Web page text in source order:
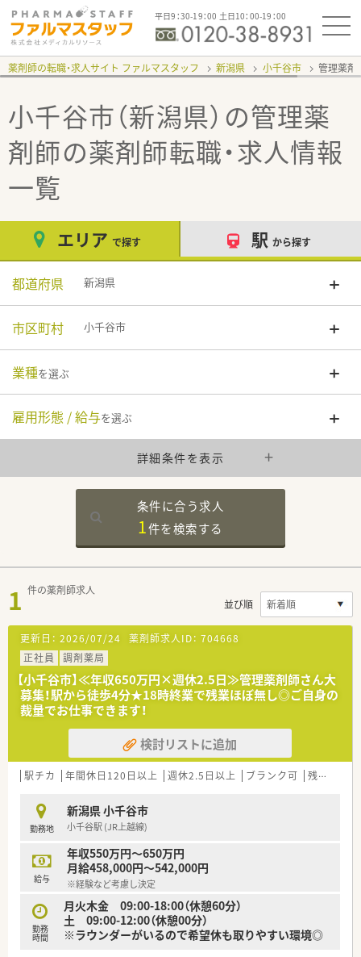
平日9：30-19：00 土日10：00-19：00
薬剤師の転職・求人サイト ファルマスタッフ 新潟県 小千谷市 管理薬
小千谷市（新潟県）の管理薬
剤師の薬剤師転職・求人情報
一覧
エリア で探す 駅 から探す
都道府県 新潟県
市区町村 小千谷市
業種を選ぶ
雇用形態 / 給与を選ぶ
詳細条件を表示
条件に合う求人
1件を検索する
1 件の薬剤師求人
並び順
更新日： 2026/07/24 薬剤師求人ID： 704668
正社員
調剤薬局
【小千谷市】≪年収650万円×週休2.5日≫管理薬剤師さん大
募集！駅から徒歩4分★18時終業で残業ほぼ無し◎ご自身の
裁量でお仕事できます！
検討リストに追加
駅チカ 年間休日120日以上 週休2.5日以上 ブランク可 残業なし(ほぼなし含む)
勤務地
新潟県 小千谷市
小千谷駅 (JR上越線)
給与
年収550万円～650万円
月給458,000円～542,000円
※経験など考慮し決定
勤務
時間
月火木金 09:00-18:00（休憩60分）
土 09:00-12:00（休憩00分）
※ラウンダーがいるので希望休も取りやすい環境◎